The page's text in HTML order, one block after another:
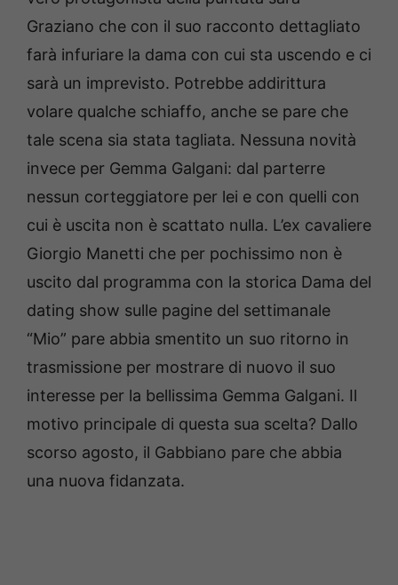
Graziano che con il suo racconto dettagliato
farà infuriare la dama con cui sta uscendo e ci
sarà un imprevisto. Potrebbe addirittura
volare qualche schiaffo, anche se pare che
tale scena sia stata tagliata. Nessuna novità
invece per Gemma Galgani: dal parterre
nessun corteggiatore per lei e con quelli con
cui è uscita non è scattato nulla. L’ex cavaliere
Giorgio Manetti che per pochissimo non è
uscito dal programma con la storica Dama del
dating show sulle pagine del settimanale
“Mio” pare abbia smentito un suo ritorno in
trasmissione per mostrare di nuovo il suo
interesse per la bellissima Gemma Galgani. Il
motivo principale di questa sua scelta? Dallo
scorso agosto, il Gabbiano pare che abbia
una nuova fidanzata.